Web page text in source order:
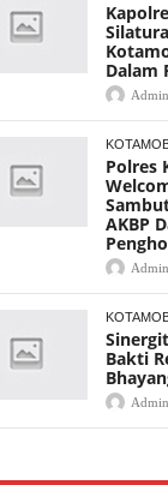
Dalam
Admin
Polres
AKBP
Admin
Bakti
Admin